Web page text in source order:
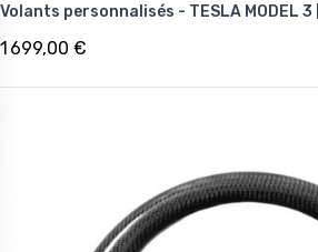
Volants personnalisés - TESLA MODEL 3
1 699,00 €